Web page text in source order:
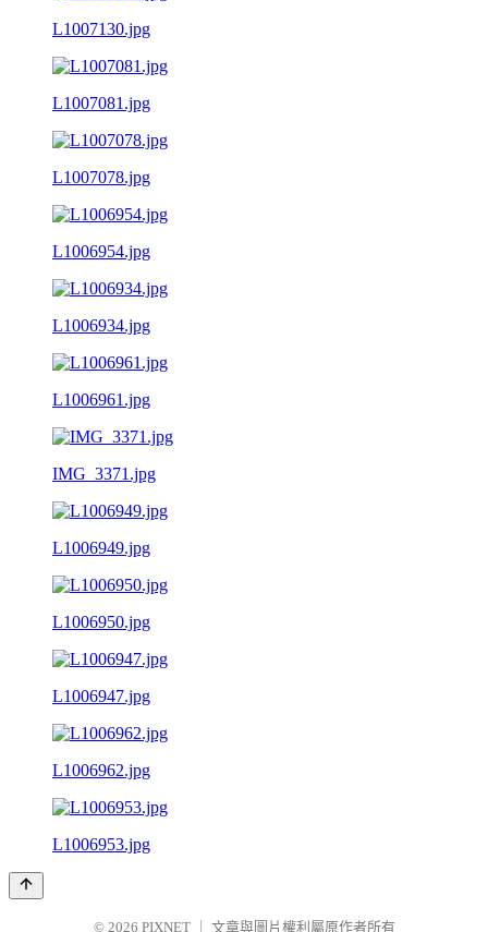
L1007130.jpg
L1007081.jpg
L1007078.jpg
L1006954.jpg
L1006934.jpg
L1006961.jpg
IMG_3371.jpg
L1006949.jpg
L1006950.jpg
L1006947.jpg
L1006962.jpg
L1006953.jpg
© 2026 PIXNET 文章與圖片權利屬原作者所有